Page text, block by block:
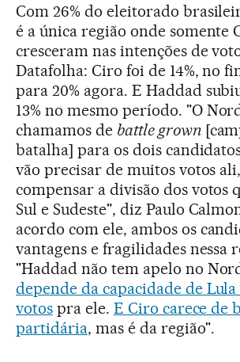
Com 26% do eleitorado
é a única região onde somente
cresceram nas intenções de
Datafolha: Ciro foi de 14%, no
para 20% agora. E Haddad
13% no mesmo período. "O
chamamos de battle grown
batalha] para os dois
vão precisar de muitos votos
compensar a divisão dos votos
Sul e Sudeste", diz Paulo
acordo com ele, ambos os
vantagens e fragilidades nessa
"Haddad não tem apelo no
depende da capacidade de
votospra ele. E Ciro carece de
partidária, mas é da região".